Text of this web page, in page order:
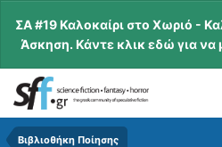
ΣΑ #19 Καλοκαίρι στο Χωριό -
Άσκηση. Κάντε κλικ εδώ για να
Βιβλιοθήκη Ποίησης